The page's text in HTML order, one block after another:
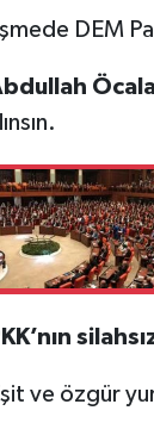
DEM
ve özgür